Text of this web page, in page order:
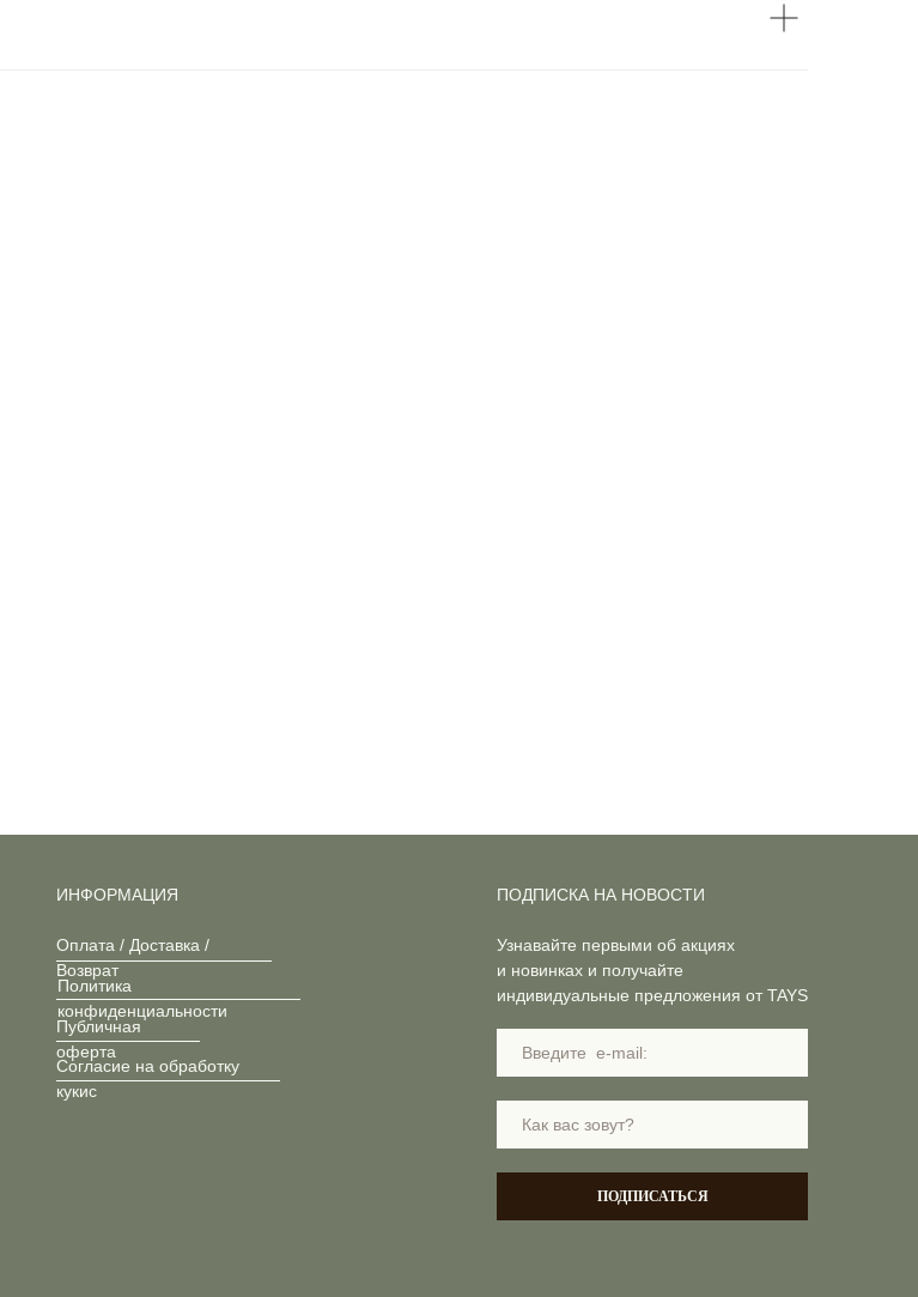
ИНФОРМАЦИЯ
Оплата / Доставка /
Возврат
Политика
конфиденциальности
Публичная
оферта
Согласие на обработку
кукис
Узнавайте первыми об акциях
и новинках и получайте
индивидуальные предложения от TAYS
ПОДПИСАТЬСЯ
ПОДПИСКА НА НОВОСТИ